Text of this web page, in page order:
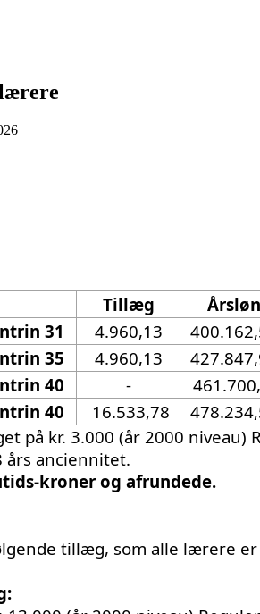
Tillæg
Årsløn
31 4.960,13
35 4.960,13
40 -
40 16.533,78
på kr. 3.000 (år 2000 niveau)
anciennitet.
i nutids-kroner og
tillæg, som alle